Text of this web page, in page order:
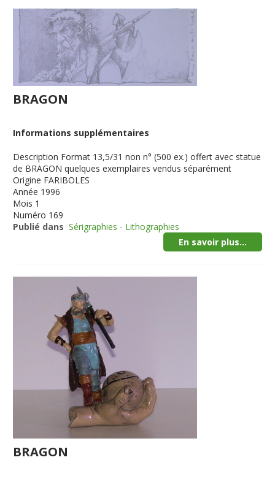
BRAGON
Informations supplémentaires
Description Format 13,5/31 non n° (500 ex.) offert avec statue
de BRAGON quelques exemplaires vendus séparément
Origine FARIBOLES
Année 1996
Mois 1
Numéro 169
Publié dans Sérigraphies - Lithographies
En savoir plus...
BRAGON